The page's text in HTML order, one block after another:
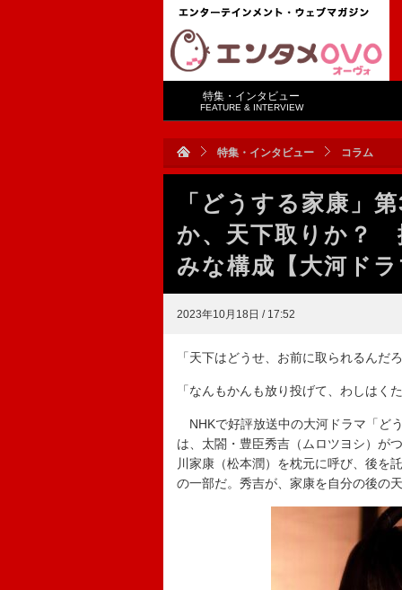
特集・インタビュー
FEATURE & INTERVIEW
特集・インタビュー コラム
「どうする家康」
か、天下取りか？
みな構成【大河ド
2023年10月18日 / 17:52
「天下はどうせ、お前に取られるんだ
「なんもかんも放り投げて、わしはく
NHKで好評放送中の大河ドラマ「ど
は、太閤・豊臣秀吉（ムロツヨシ）が
川家康（松本潤）を枕元に呼び、後を
の一部だ。秀吉が、家康を自分の後の